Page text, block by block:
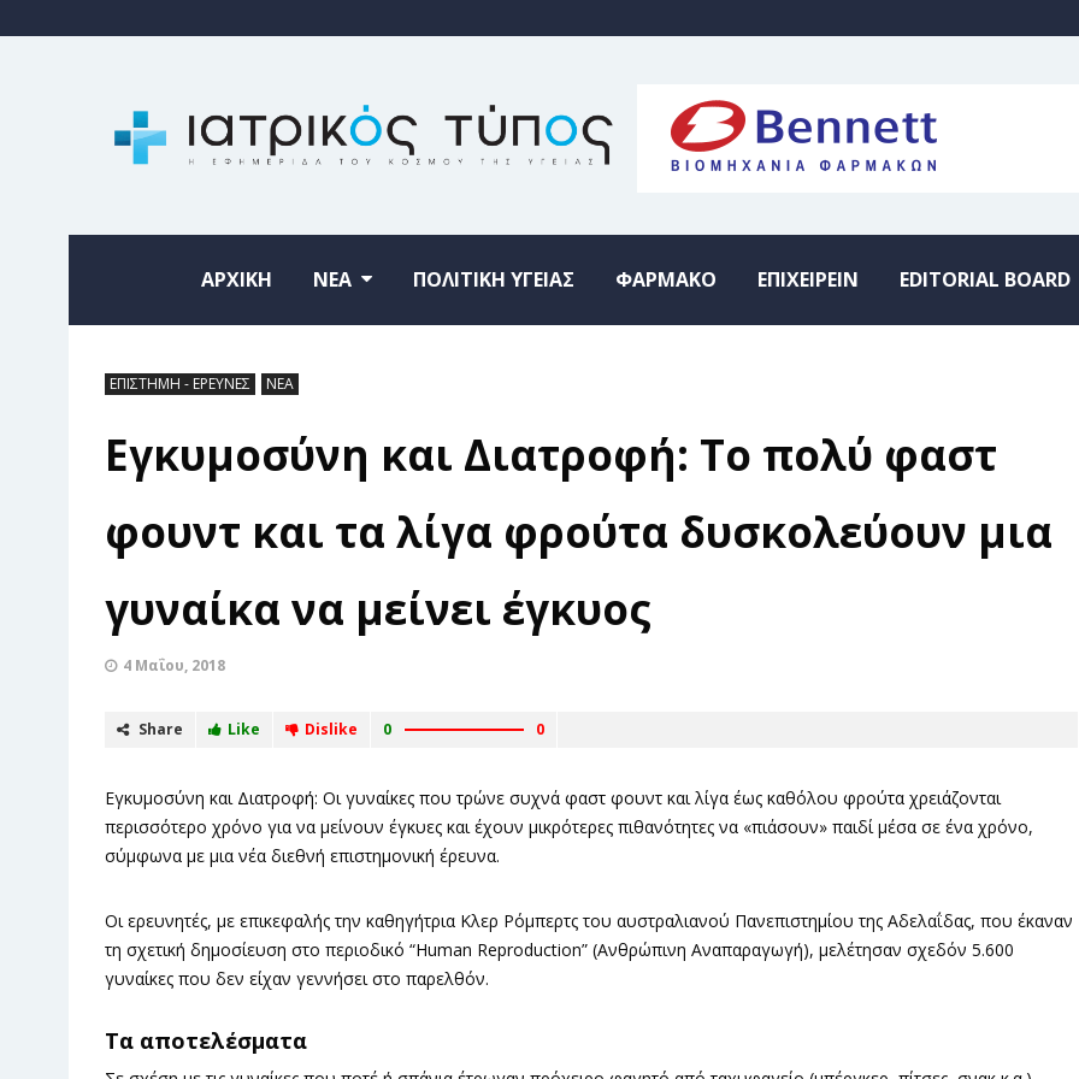
ΑΡΧΙΚΗ ΝΕΑ ΠΟΛΙΤΙΚΗ ΥΓΕΙΑΣ ΦΑΡΜΑΚΟ ΕΠΙΧΕΙΡΕΙΝ EDITORIAL BOARD
ΕΠΙΣΤΗΜΗ - ΕΡΕΥΝΕΣ ΝΕΑ
Εγκυμοσύνη και Διατροφή: Το πολύ φαστ
φουντ και τα λίγα φρούτα δυσκολεύουν μια
γυναίκα να μείνει έγκυος
4 Μαΐου, 2018
Share Like Dislike 0 0
Εγκυμοσύνη και Διατροφή: Οι γυναίκες που τρώνε συχνά φαστ φουντ και λίγα έως καθόλου φρούτα χρειάζονται
περισσότερο χρόνο για να μείνουν έγκυες και έχουν μικρότερες πιθανότητες να «πιάσουν» παιδί μέσα σε ένα χρόνο,
σύμφωνα με μια νέα διεθνή επιστημονική έρευνα.
Οι ερευνητές, με επικεφαλής την καθηγήτρια Κλερ Ρόμπερτς του αυστραλιανού Πανεπιστημίου της Αδελαΐδας, που έκαναν
τη σχετική δημοσίευση στο περιοδικό “Human Reproduction” (Ανθρώπινη Αναπαραγωγή), μελέτησαν σχεδόν 5.600
γυναίκες που δεν είχαν γεννήσει στο παρελθόν.
Τα αποτελέσματα